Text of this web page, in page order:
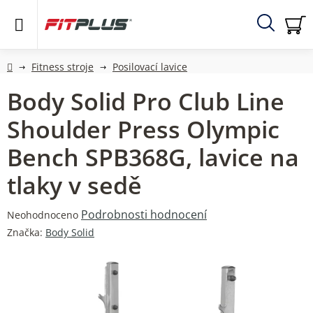
Hledat
DomůFitness stroje Posilovací lavice
Body Solid Pro Club Line
Shoulder Press Olympic
Bench SPB368G, lavice na
tlaky v sedě
Průměrné
hodnocení
Neohodnoceno Podrobnosti hodnocení
Značka: Body Solid